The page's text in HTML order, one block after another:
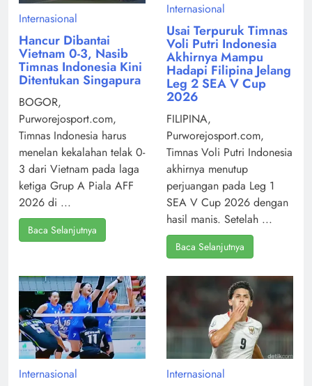
Internasional
Hancur Dibantai
Vietnam 0-3, Nasib
Timnas Indonesia Kini
Ditentukan Singapura
BOGOR,
Purworejosport.com,
Timnas Indonesia harus
menelan kekalahan telak 0-
3 dari Vietnam pada laga
ketiga Grup A Piala AFF
2026 di ...
Baca Selanjutnya
Internasional
Usai Terpuruk Timnas
Voli Putri Indonesia
Akhirnya Mampu
Hadapi Filipina Jelang
Leg 2 SEA V Cup
2026
FILIPINA,
Purworejosport.com,
Timnas Voli Putri Indonesia
akhirnya menutup
perjuangan pada Leg 1
SEA V Cup 2026 dengan
hasil manis. Setelah ...
Baca Selanjutnya
Internasional Internasional